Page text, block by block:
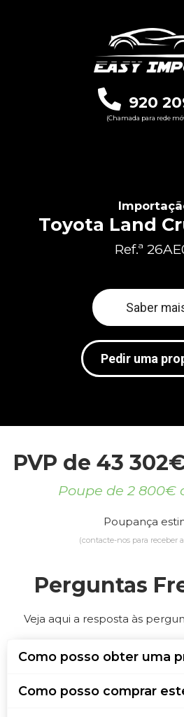
920
(Chamada para rede
Toyota Land
Ref.ª
Saber
Pedir uma
PVP de 43
Poupe de 2 800€
Poupança
(contacte-nos para receber
Perguntas
Veja aqui a resposta às
Como posso obter uma
Como posso comprar